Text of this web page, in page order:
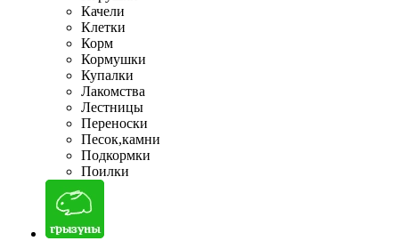
Качели
Клетки
Корм
Кормушки
Купалки
Лакомства
Лестницы
Переноски
Песок,камни
Подкормки
Поилки